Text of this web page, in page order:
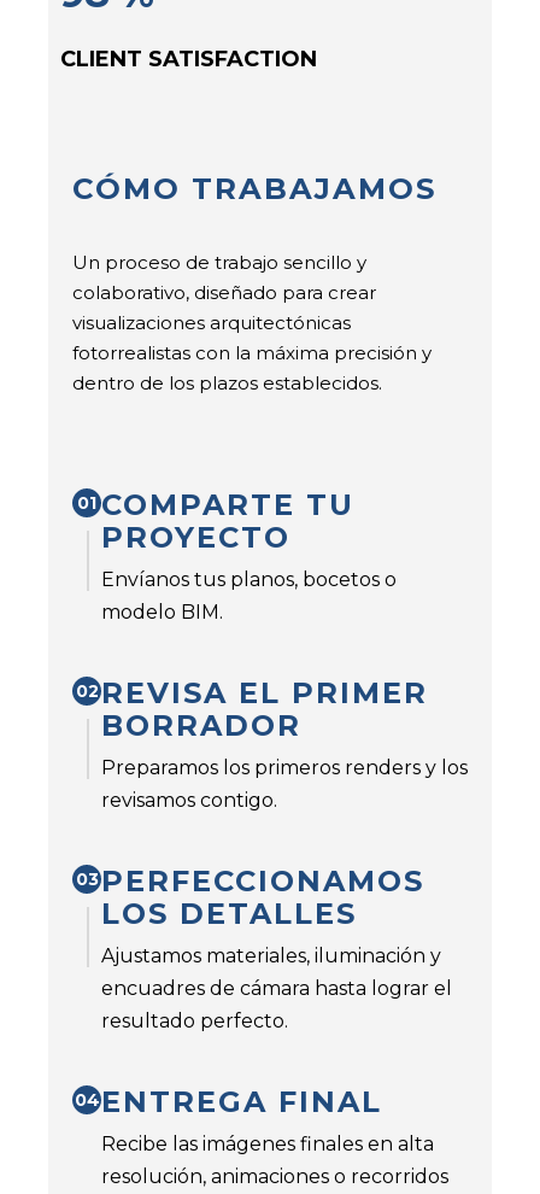
CLIENT SATISFACTION
CÓMO TRABAJAMOS
Un proceso de trabajo sencillo y
colaborativo, diseñado para crear
visualizaciones arquitectónicas
fotorrealistas con la máxima precisión y
dentro de los plazos establecidos.
01 COMPARTE TU
PROYECTO
Envíanos tus planos, bocetos o
modelo BIM.
02 REVISA EL PRIMER
BORRADOR
Preparamos los primeros renders y los
revisamos contigo.
03 PERFECCIONAMOS
LOS DETALLES
Ajustamos materiales, iluminación y
encuadres de cámara hasta lograr el
resultado perfecto.
04ENTREGA FINAL
Recibe las imágenes finales en alta
resolución, animaciones o recorridos